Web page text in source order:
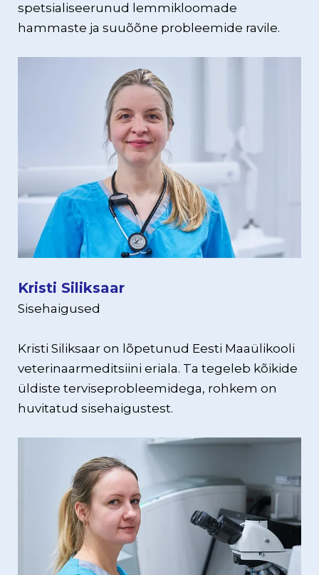
spetsialiseerunud lemmikloomade
hammaste ja suuõõne probleemide ravile.
Kristi Siliksaar
Sisehaigused
Kristi Siliksaar on lõpetunud Eesti Maaülikooli
veterinaarmeditsiini eriala. Ta tegeleb kõikide
üldiste terviseprobleemidega, rohkem on
huvitatud sisehaigustest.